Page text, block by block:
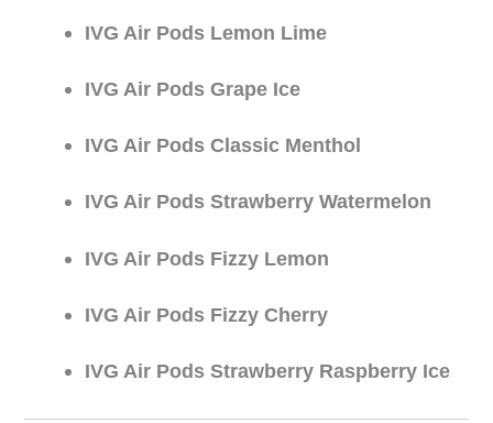
IVG Air Pods Lemon Lime
IVG Air Pods Grape Ice
IVG Air Pods Classic Menthol
IVG Air Pods Strawberry Watermelon
IVG Air Pods Fizzy Lemon
IVG Air Pods Fizzy Cherry
IVG Air Pods Strawberry Raspberry Ice